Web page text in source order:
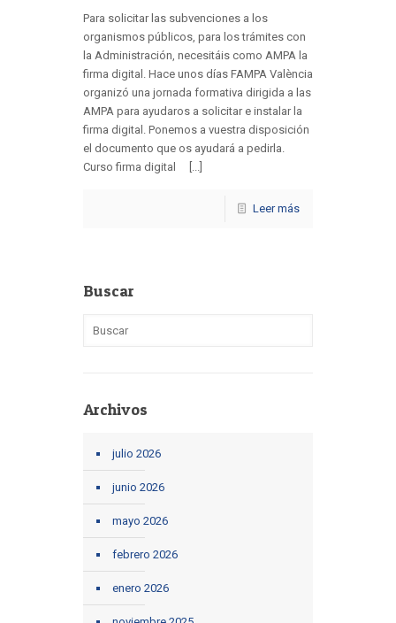
Para solicitar las subvenciones a los
organismos públicos, para los trámites con
la Administración, necesitáis como AMPA la
firma digital. Hace unos días FAMPA València
organizó una jornada formativa dirigida a las
AMPA para ayudaros a solicitar e instalar la
firma digital. Ponemos a vuestra disposición
el documento que os ayudará a pedirla.
Curso firma digital [...]
Leer más
Buscar
Archivos
julio 2026
junio 2026
mayo 2026
febrero 2026
enero 2026